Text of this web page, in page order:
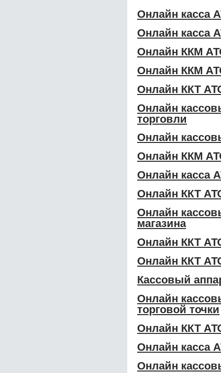
Онлайн касса
Онлайн касса
Онлайн ККМ
Онлайн ККМ
Онлайн ККТ
Онлайн
торговли
Онлайн
Онлайн ККМ
Онлайн касса
Онлайн ККТ
Онлайн
магазина
Онлайн ККТ
Онлайн ККТ
Кассовый
Онлайн
торговой точки
Онлайн ККТ
Онлайн касса
Онлайн